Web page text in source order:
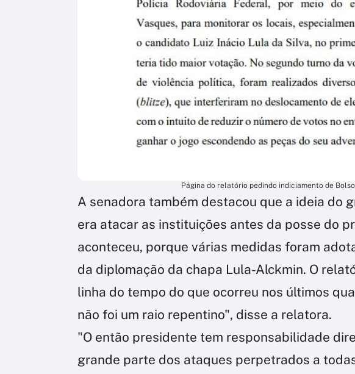
Página do relatório pedindo indiciamento de
A senadora também destacou que a ideia do
era atacar as instituições antes da posse do
aconteceu, porque várias medidas foram
da diplomação da chapa Lula-Alckmin. O
linha do tempo do que ocorreu nos últimos
não foi um raio repentino", disse a relatora.
"O então presidente tem responsabilidade
grande parte dos ataques perpetrados a